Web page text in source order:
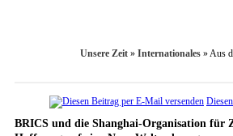
Unsere Zeit » Internationales »Aus
BRICS und die Shanghai-Organisation für